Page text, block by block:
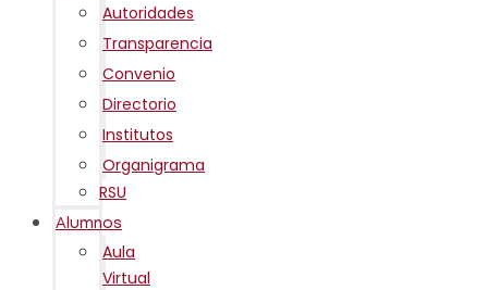
Autoridades
Transparencia
Convenio
Directorio
Institutos
Organigrama
RSU
Alumnos
Aula
Virtual